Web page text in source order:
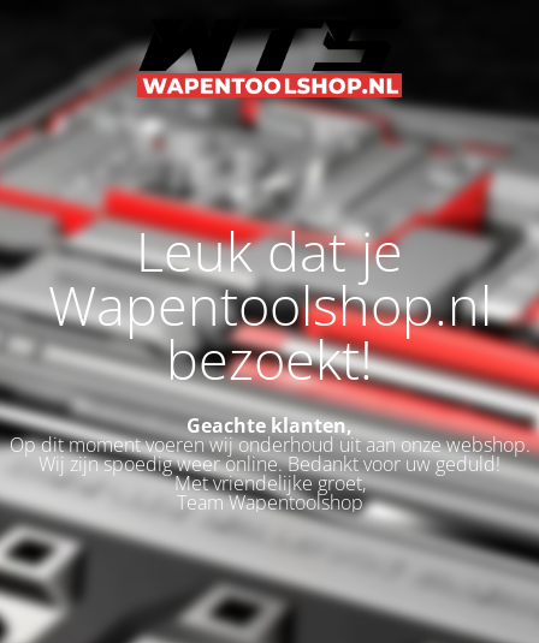
Leuk dat je
Wapentoolshop.nl
bezoekt!
Geachte klanten,
Op dit moment voeren wij onderhoud uit aan onze webshop.
Wij zijn spoedig weer online. Bedankt voor uw geduld!
Met vriendelijke groet,
Team Wapentoolshop